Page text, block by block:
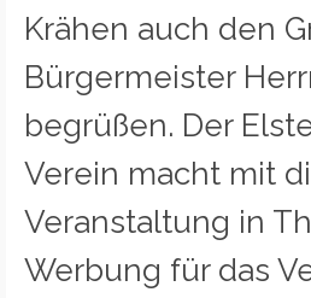
Krähen auch den
Bürgermeister
begrüßen. Der
Verein macht mit
Veranstaltung in
Werbung für das